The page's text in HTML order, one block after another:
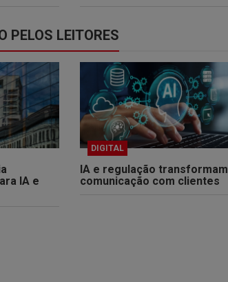
PELOS LEITORES
IA e
DIGITAL
IA e regulação transformam
comunicação com clientes